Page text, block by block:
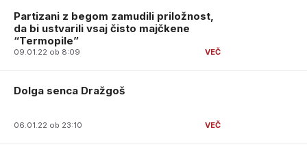
Partizani z begom zamudili priložnost,
da bi ustvarili vsaj čisto majčkene
“Termopile”
09.01.22 ob 8:09
Dolga senca Dražgoš
06.01.22 ob 23:10